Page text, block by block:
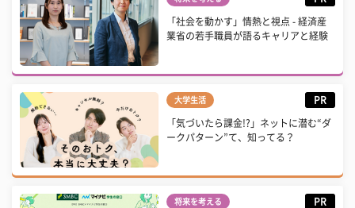
「社会を動かす」情熱と視点 - 経済産
業省の若手職員が語るキャリアと経験
大学生活 PR
「気づいたら課金!?」ネットに潜む“ダ
ークパターン”て、知ってる？
将来を考える PR